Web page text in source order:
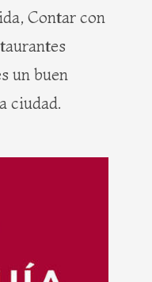
Contar con
un buen
ciudad.